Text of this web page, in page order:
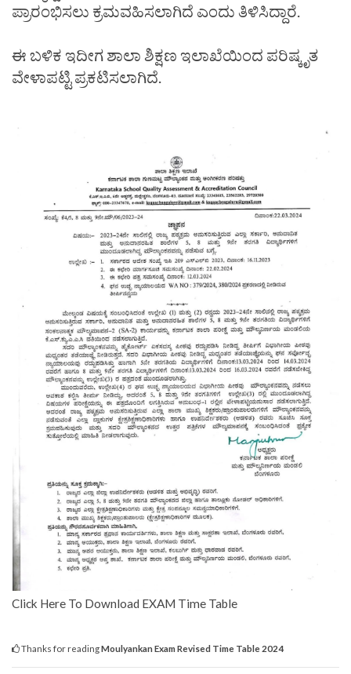
ಪ್ರಾರಂಭಿಸಲು ಕ್ರಮವಹಿಸಲಾಗಿದೆ ಎಂದು ತಿಳಿಸಿದ್ದಾರೆ.
ಈ ಬಳಿಕ ಇದೀಗ ಶಾಲಾ ಶಿಕ್ಷಣ ಇಲಾಖೆಯಿಂದ ಪರಿಷ್ಕೃತ
ವೇಳಾಪಟ್ಟಿ ಪ್ರಕಟಿಸಲಾಗಿದೆ.
Click Here To Download EXAM Time Table
Thanks for readingMoulyankan Exam Revised Time Table 2024